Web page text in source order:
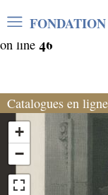
Warning:
/home/clients/
on line 46
Catalogues en ligne
+
−